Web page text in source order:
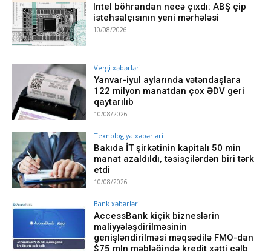
Intel böhrandan necə çıxdı: ABŞ çip
istehsalçısının yeni mərhələsi
10/08/2026
Vergi xəbərləri
Yanvar-iyul aylarında vətəndaşlara
122 milyon manatdan çox ƏDV geri
qaytarılıb
10/08/2026
Texnologiya xəbərləri
Bakıda İT şirkətinin kapitalı 50 min
manat azaldıldı, təsisçilərdən biri tərk
etdi
10/08/2026
Bank xəbərləri
AccessBank kiçik bizneslərin
maliyyələşdirilməsinin
genişləndirilməsi məqsədilə FMO-dan
$75 mln məbləğində kredit xətti cəlb